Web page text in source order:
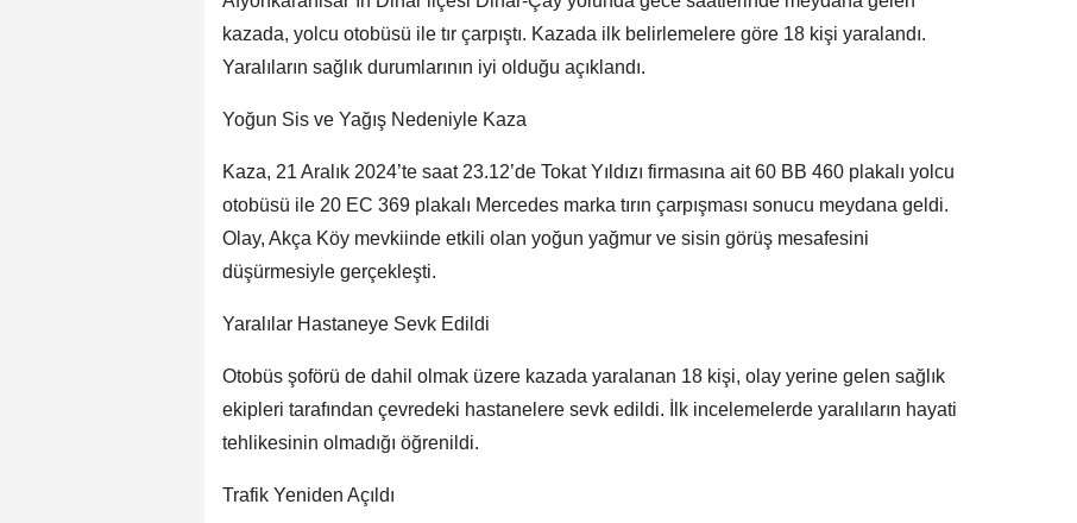
kazada, yolcu otobüsü ile tır çarpıştı. Kazada ilk belirlemelere göre 18 kişi yaralandı.
Yaralıların sağlık durumlarının iyi olduğu açıklandı.
Yoğun Sis ve Yağış Nedeniyle Kaza
Kaza, 21 Aralık 2024’te saat 23.12’de Tokat Yıldızı firmasına ait 60 BB 460 plakalı yolcu
otobüsü ile 20 EC 369 plakalı Mercedes marka tırın çarpışması sonucu meydana geldi.
Olay, Akça Köy mevkiinde etkili olan yoğun yağmur ve sisin görüş mesafesini
düşürmesiyle gerçekleşti.
Yaralılar Hastaneye Sevk Edildi
Otobüs şoförü de dahil olmak üzere kazada yaralanan 18 kişi, olay yerine gelen sağlık
ekipleri tarafından çevredeki hastanelere sevk edildi. İlk incelemelerde yaralıların hayati
tehlikesinin olmadığı öğrenildi.
Trafik Yeniden Açıldı